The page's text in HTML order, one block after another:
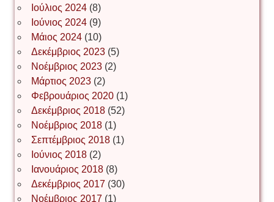
Νίκος Λυγερός
Іван Буртик
Іван Наконечний
Інга Короткевич
Ιούλιος 2024(8)
Ιούνιος 2024(9)
Μάιος 2024(10)
Δεκέμβριος 2023(5)
Νοέμβριος 2023(2)
Μάρτιος 2023(2)
Φεβρουάριος 2020(1)
Δεκέμβριος 2018(52)
Νοέμβριος 2018(1)
Σεπτέμβριος 2018(1)
Ιούνιος 2018(2)
Ιανουάριος 2018(8)
Δεκέμβριος 2017 (30)
Νοέμβριος 2017 (1)